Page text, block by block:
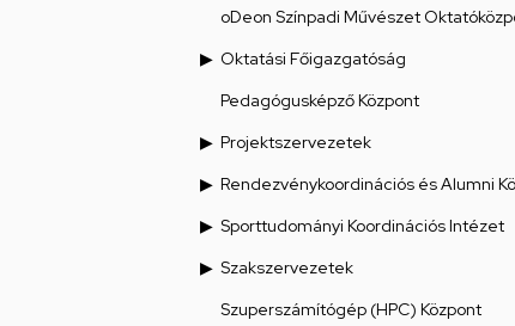
oDeon Színpadi Művészet
Oktatási Főigazgatóság
Pedagógusképző Központ
Projektszervezetek
Rendezvénykoordinációs és Alumni
Sporttudományi Koordinációs Intézet
Szakszervezetek
Szuperszámítógép (HPC) Központ